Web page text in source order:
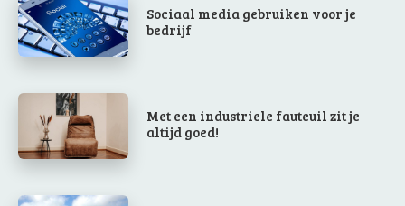
Sociaal media gebruiken voor je
bedrijf
Met een industriele fauteuil zit je
altijd goed!